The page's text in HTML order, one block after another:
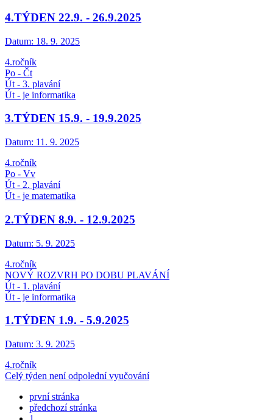
4.TÝDEN 22.9. - 26.9.2025
Datum: 18. 9. 2025
4.ročník
Po - Čt
Út - 3. plavání
Út - je informatika
3.TÝDEN 15.9. - 19.9.2025
Datum: 11. 9. 2025
4.ročník
Po - Vv
Út - 2. plavání
Út - je matematika
2.TÝDEN 8.9. - 12.9.2025
Datum: 5. 9. 2025
4.ročník
NOVÝ ROZVRH PO DOBU PLAVÁNÍ
Út - 1. plavání
Út - je informatika
1.TÝDEN 1.9. - 5.9.2025
Datum: 3. 9. 2025
4.ročník
Celý týden není odpolední vyučování
první stránka
předchozí stránka